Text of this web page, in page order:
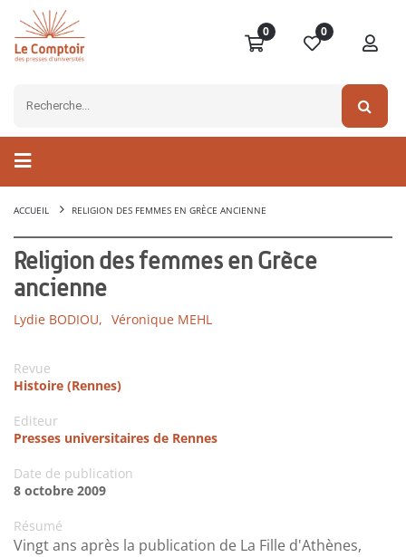
0 0
ACCUEIL RELIGION DES FEMMES EN GRÈCE ANCIENNE
Religion des femmes en Grèce
ancienne
Lydie BODIOU, Véronique MEHL
Revue
Histoire (Rennes)
Editeur
Presses universitaires de Rennes
Date de publication
8 octobre 2009
Résumé
Vingt ans après la publication de La Fille d'Athènes,